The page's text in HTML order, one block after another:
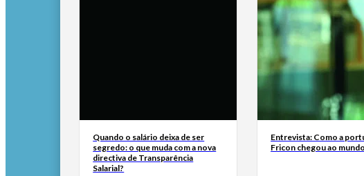
Quando o salário deixa de ser
segredo: o que muda com a nova
directiva de Transparência
Salarial?
Entrevista: Como a
Fricon chegou ao mundo